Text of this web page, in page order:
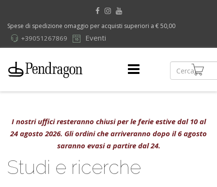
Spese di spedizione omaggio per acquisti superiori a € 50,00
Eventi
+39051267869
I nostri uffici resteranno chiusi per le ferie estive dal 10 al
24 agosto 2026. Gli ordini che arriveranno dopo il 6 agosto
saranno evasi a partire dal 24.
Studi e ricerche